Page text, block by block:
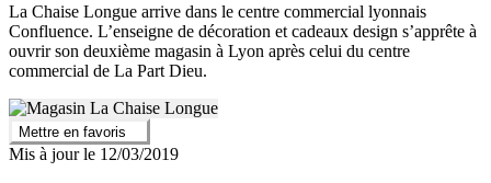
La Chaise Longue arrive dans le centre commercial lyonnais
Confluence. L’enseigne de décoration et cadeaux design s’apprête à
ouvrir son deuxième magasin à Lyon après celui du centre
commercial de La Part Dieu.
Mettre en favoris
Mis à jour le 12/03/2019